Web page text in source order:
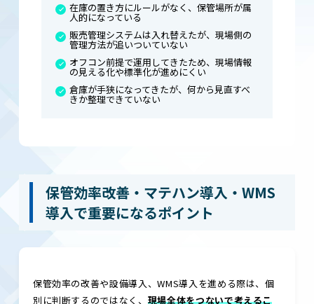
在庫の置き方にルールがなく、保管場所が属
人的になっている
販売管理システムは入れ替えたが、現場側の
管理方法が追いついていない
オフコン前提で運用してきたため、現場情報
の見える化や標準化が進めにくい
倉庫が手狭になってきたが、何から見直すべ
きか整理できていない
保管効率改善・マテハン導入・WMS
導入で重要になるポイント
保管効率の改善や設備導入、WMS導入を進める際は、個
別に判断するのではなく、 現場全体をつないで考えるこ